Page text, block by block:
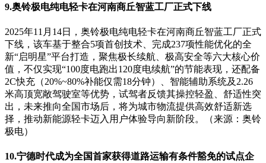
9.奥铃极电纯电轻卡在河南商丘智蓝工厂正式下线
2025年11月14日，奥铃极电纯电轻卡在河南商丘智蓝工厂正式
下线，该车基于整合5项首创技术、完成237项性能优化的全
新“启明星”平台打造，聚焦极长续航、极高安全等六大核心价
值，不仅实现“100度电跑出120度电续航”的节能表现，还配备
2C快充（20%~80%补能仅需18分钟）、智能辅助系统及2.26
米高顶宽敞驾驶室等优势，试驾者反馈其操控轻盈、舒适性突
出，未来推向全国市场后，将为城市物流提供高效舒适新选
择，推动新能源轻卡迈入用户体验导向新阶段。（来源：奥铃
极电）
10.宁德时代成为全国首家获得道路运输有条件豁免的试点企